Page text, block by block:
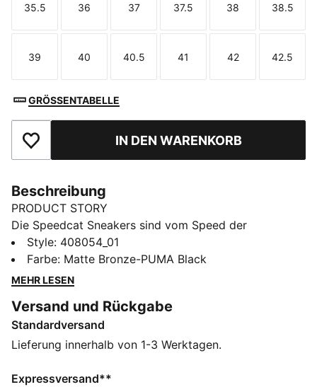
Größe
35.5
Größe
36
Größe
37
Größe
37.5
Größe
38
Größe
38.5
Größe
39
Größe
40
Größe
40.5
Größe
41
Größe
42
Größe
42.5
GRÖSSENTABELLE
Zu Favoriten hinzufügenIN DEN WARENKORB
Beschreibung
PRODUCT STORY
Die Speedcat Sneakers sind vom Speed der
Rennstrecke inspirierte Ikonen und bringen
unkonventionelle Individualität in jedes Outfit. Diese
Speedcat Ballet Sneakers aktualisieren das Original
DETAILS
Entworfen für: Lifestyle by PUMA
Breite: Regulär
Absatzart: Flach
Style: 408054_01
Farbe: Matte Bronze-PUMA Black
MEHR LESEN
Versand und Rückgabe
Standardversand
Lieferung innerhalb von 1-3 Werktagen.
Expressversand**